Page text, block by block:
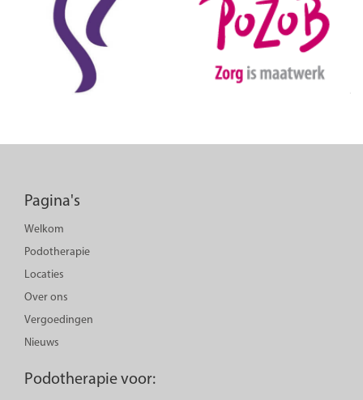
Pagina's
Welkom
Podotherapie
Locaties
Over ons
Vergoedingen
Nieuws
Podotherapie voor: